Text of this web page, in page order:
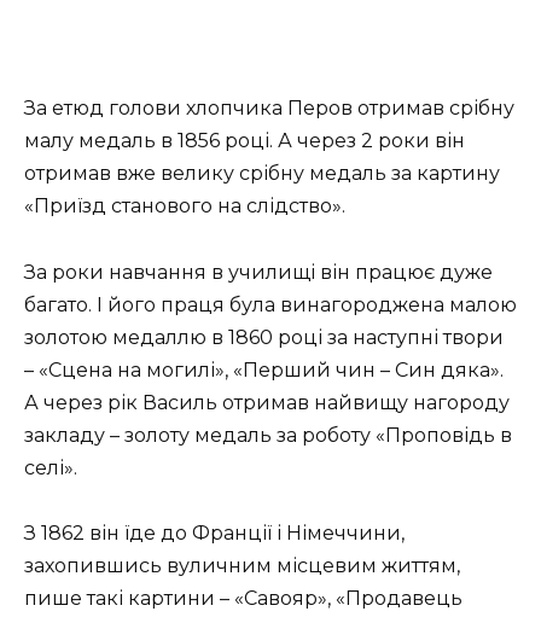
За етюд голови хлопчика Перов отримав срібну
малу медаль в 1856 році. А через 2 роки він
отримав вже велику срібну медаль за картину
«Приїзд станового на слідство».
За роки навчання в училищі він працює дуже
багато. І його праця була винагороджена малою
золотою медаллю в 1860 році за наступні твори
– «Сцена на могилі», «Перший чин – Син дяка».
А через рік Василь отримав найвищу нагороду
закладу – золоту медаль за роботу «Проповідь в
селі».
З 1862 він їде до Франції і Німеччини,
захопившись вуличним місцевим життям,
пише такі картини – «Савояр», «Продавець